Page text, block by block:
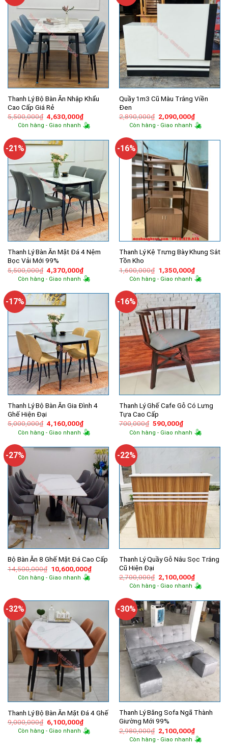
Thanh Lý Bộ Bàn Ăn Nhập Khẩu
Cao Cấp Giá Rẻ
5,500,000₫ Giá
gốc
là:
4,630,000₫Giá
hiện
tại
4,630,000₫.
Còn hàng - Giao nhanh
Quầy 1m3 Cũ Màu Trắng Viền
Đen
2,890,000₫ Giá
gốc
là:
2,090,000₫Giá
hiện
tại
Còn hàng - Giao nhanh
-21%
Thanh Lý Bàn Ăn Mặt Đá 4 Nệm
Bọc Vải Mới 99%
5,500,000₫ Giá
gốc
là:
4,370,000₫Giá
hiện
tại
4,370,000₫.
Còn hàng - Giao nhanh
-16%
Thanh Lý Kệ Trưng Bày Khung Sắt
Tồn Kho
1,600,000₫ Giá
gốc
là:
1,350,000₫Giá
hiện
tại
Còn hàng - Giao nhanh
-17%
Thanh Lý Bộ Bàn Ăn Gia Đình 4
Ghế Hiện Đại
5,000,000₫ Giá
gốc
là:
4,160,000₫Giá
hiện
tại
4,160,000₫.
Còn hàng - Giao nhanh
-16%
Thanh Lý Ghế Cafe Gỗ Có Lưng
Tựa Cao Cấp
700,000₫ Giá
gốc
là:
590,000₫Giá
hiện
tại
590,000₫.
Còn hàng - Giao nhanh
-27%
Bộ Bàn Ăn 8 Ghế Mặt Đá Cao Cấp
14,500,000₫ Giá
gốc
là:
10,600,000₫Giá
hiện
Còn hàng - Giao nhanh
-22%
Thanh Lý Quầy Gỗ Nâu Sọc Trắng
Cũ Hiện Đại
2,700,000₫ Giá
gốc
là:
2,100,000₫Giá
hiện
tại
Còn hàng - Giao nhanh
-32%
Thanh Lý Bộ Bàn Ăn Mặt Đá 4 Ghế
9,000,000₫ Giá
gốc
là:
6,100,000₫Giá
hiện
tại
Còn hàng - Giao nhanh
-30%
Thanh Lý Băng Sofa Ngã Thành
Giường Mới 99%
2,980,000₫ Giá
gốc
là:
2,100,000₫Giá
hiện
tại
Còn hàng - Giao nhanh